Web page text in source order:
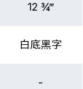
12 ¾‴
白底黑字
-